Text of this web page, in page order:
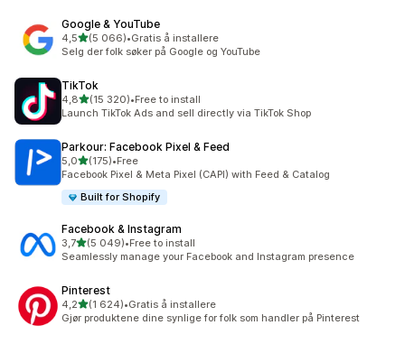
Google & YouTube
4,5av 5 stjerner
(5 066)
Totalt 5066 omtaler
•Gratis å installere
Selg der folk søker på Google og YouTube
TikTok
4,8av 5 stjerner
(15 320)
Totalt 15320 omtaler
•Free to install
Launch TikTok Ads and sell directly via TikTok Shop
Parkour: Facebook Pixel & Feed
5,0av 5 stjerner
(175)
Totalt 175 omtaler
•Free
Facebook Pixel & Meta Pixel (CAPI) with Feed & Catalog
Built for Shopify
Facebook & Instagram
3,7av 5 stjerner
(5 049)
Totalt 5049 omtaler
•Free to install
Seamlessly manage your Facebook and Instagram presence
Pinterest
4,2av 5 stjerner
(1 624)
Totalt 1624 omtaler
•Gratis å installere
Gjør produktene dine synlige for folk som handler på Pinterest